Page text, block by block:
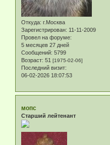
Откуда: г.Москва
Зарегистрирован: 11-11-2009
Провел на форуме:
5 месяцев 27 дней
Сообщений: 5799
Возраст: 51 [1975-02-06]
Последний визит:
06-02-2026 18:07:53
мопс
Старший лейтенант